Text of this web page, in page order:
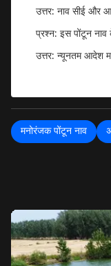
उत्तर: नाव सीई और
प्रश्न: इस पोंटून नाव
उत्तर: न्यूनतम आदेश
मनोरंजक पोंटून नाव